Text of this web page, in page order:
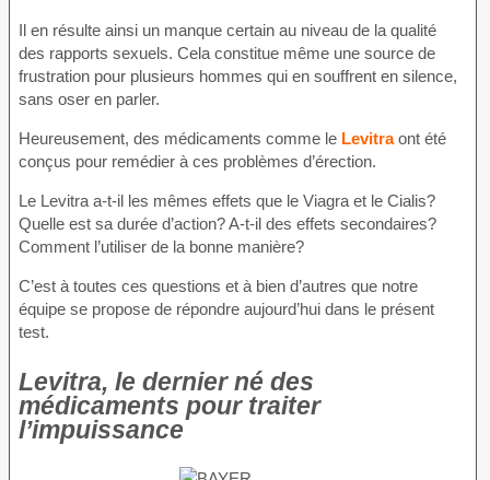
Il en résulte ainsi un manque certain au niveau de la qualité
des rapports sexuels. Cela constitue même une source de
frustration pour plusieurs hommes qui en souffrent en silence,
sans oser en parler.
Heureusement, des médicaments comme le Levitraont été
conçus pour remédier à ces problèmes d’érection.
Le Levitra a-t-il les mêmes effets que le Viagra et le Cialis?
Quelle est sa durée d’action? A-t-il des effets secondaires?
Comment l’utiliser de la bonne manière?
C’est à toutes ces questions et à bien d’autres que notre
équipe se propose de répondre aujourd’hui dans le présent
test.
Levitra, le dernier né des
médicaments pour traiter
l’impuissance